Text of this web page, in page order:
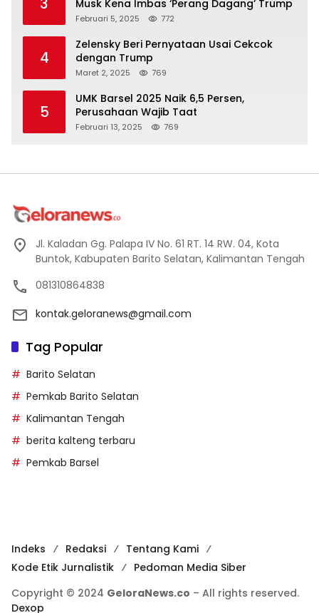
Musk Kena Imbas ‘Perang Dagang’ Trump
Februari 5, 2025 772
4
Zelensky Beri Pernyataan Usai Cekcok
dengan Trump
Maret 2, 2025 769
5
UMK Barsel 2025 Naik 6,5 Persen,
Perusahaan Wajib Taat
Februari 13, 2025 769
Jl. Kaladan Gg. Palapa IV No. 61 RT. 14 RW. 04, Kota
Buntok, Kabupaten Barito Selatan, Kalimantan Tengah
081310864838
kontak.geloranews@gmail.com
Tag Popular
Barito Selatan
Pemkab Barito Selatan
Kalimantan Tengah
berita kalteng terbaru
Pemkab Barsel
Indeks Redaksi
Tentang Kami
Kode Etik Jurnalistik
Pedoman Media Siber
Copyright © 2024 GeloraNews.co – All rights reserved.
Dexop